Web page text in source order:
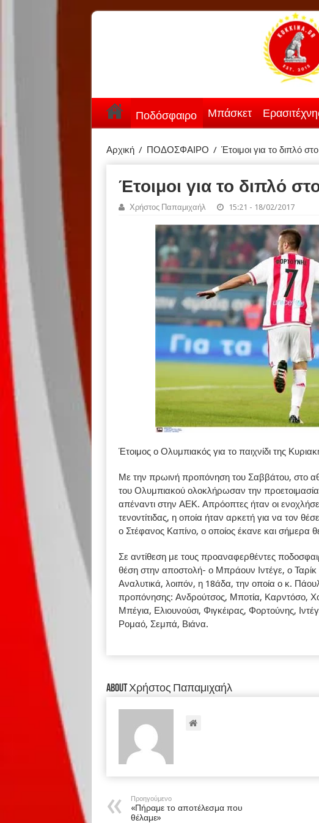
Ποδόσφαιρο Μπάσκετ
Αρχική / ΠΟΔΟΣΦΑΙΡΟ / Έτοιμοι για το διπλό
Έτοιμοι για το διπλό
Χρήστος Παπαμιχαήλ 15:21 - 18/02/2017
Έτοιμος ο Ολυμπιακός για το παιχνίδι της
Με την πρωινή προπόνηση του Σαββάτου, στο
του Ολυμπιακού ολοκλήρωσαν την
απέναντι στην ΑΕΚ. Απρόοπτες ήταν οι
τενοντίτιδας, η οποία ήταν αρκετή για να τον
ο Στέφανος Καπίνο, ο οποίος έκανε και σήμερα
Σε αντίθεση με τους προαναφερθέντες
θέση στην αποστολή- ο Μπράουν Ιντέγε, ο
Αναλυτικά, λοιπόν, η 18άδα, την οποία ο κ.
προπόνησης: Ανδρούτσος, Μποτία, Καρντόσο,
Μπέγια, Ελιουνούσι, Φιγκέιρας, Φορτούνης,
Ρομαό, Σεμπά, Βιάνα.
About Χρήστος Παπαμιχαήλ
Προηγούμενο
«Πήραμε το αποτέλεσμα που
θέλαμε»